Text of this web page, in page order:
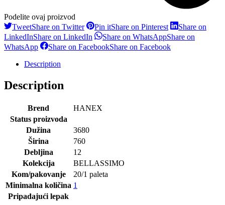
Podelite ovaj proizvod
TweetShare on Twitter Pin itShare on Pinterest
Share on
LinkedInShare on LinkedIn Share on WhatsAppShare on
WhatsApp
Share on FacebookShare on Facebook
Description
Description
Brend
HANEX
Status proizvoda
Dužina
3680
Širina
760
Debljina
12
Kolekcija
BELLASSIMO
Kom/pakovanje
20/1 paleta
Minimalna količina 1
Pripadajući lepak